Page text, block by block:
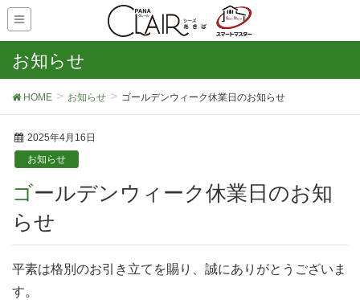
お知らせ
HOME お知らせ ゴールデンウィーク休業日のお知らせ
2025年4月16日
お知らせ
ゴールデンウィーク休業日のお知
らせ
平素は格別のお引き立てを賜り、誠にありがとうございま
す。